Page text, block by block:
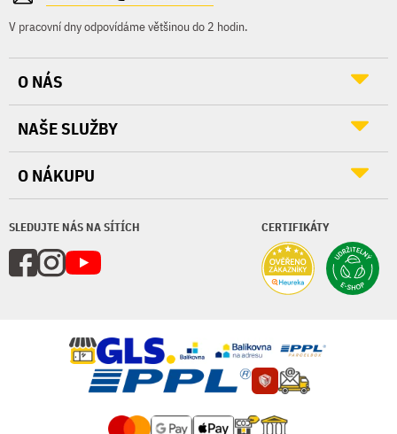
V pracovní dny odpovídáme většinou do 2 hodin.
SLEDUJTE NÁS NA SÍTÍCH CERTIFIKÁTY
O NÁS
NAŠE SLUŽBY
O NÁKUPU